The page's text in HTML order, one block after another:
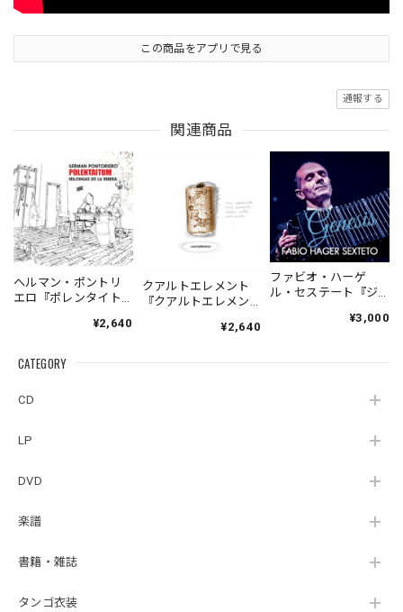
CATEGORY
CD
LP
DVD
楽譜
書籍・雑誌
タンゴ衣装
この商品をアプリで見る
通報する
関連商品
ヘルマン・ポントリ
エロ『ポレンタイト
Pontoriero『POLENT
la Ribera』
¥2,640
クアルトエレメント
『クアルトエレメン
Cuartoelemento『Cu
（007RECORDS-27）
¥2,640
ファビオ・ハーゲ
ル・セステート『ジ
¥3,000